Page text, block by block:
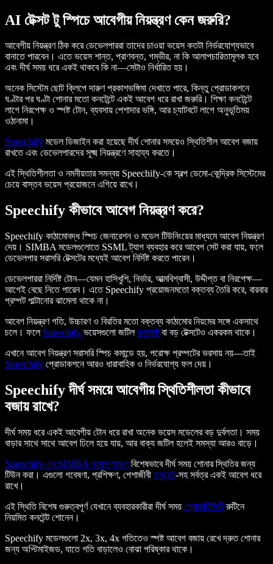
AI টেক্সট টু স্পিচে আবেগীয় নিয়ন্ত্রণ কেন জরুরি?
আবেগীয় নিয়ন্ত্রণ ঠিক করে ডেভেলপাররা তাদের চাওয়া ভয়েস কতটা নির্ভরযোগ্যভাবে
বানাতে পারবেন। এতে ভয়েস শান্ত, প্রাণবন্ত, গম্ভীর, না কি আলাপচারিতামূলক হবে
এবং দীর্ঘ সময় ধরে একই থাকবে কি না—সেটাও নির্ধারিত হয়।
অনেক সিস্টেম ছোট ক্লিপে দারুণ প্রকাশভঙ্গিমা দেখাতে পারে, কিন্তু প্রোডাকশনে
ঘণ্টার পর ঘণ্টা শোনার মতো কনটেন্টে একই আবেগ ধরে রাখা জরুরি। শিক্ষা কনটেন্টে
লাগে নিরপেক্ষ ও স্পষ্ট টোন, ব্যবসায় পেশাদার ভঙ্গি, আর চ্যাটবটে লাগে অনুভূতিময়
ওঠানামা।
Speechify মডেল ডিজাইন করা হয়েছে দীর্ঘ শোনার সময়েও স্থিতিশীল আবেগ বজায়
রাখতে এবং ডেভেলপারদের সূক্ষ্ম নিয়ন্ত্রণে সাহায্য করতে।
এই স্থিতিশীলতা ও নমনীয়তার সমন্বয় Speechify-কে স্বল্প ডেমো-কেন্দ্রিক সিস্টেমের
চেয়ে বাস্তব ভয়েস প্রয়োজনে এগিয়ে রাখে।
Speechify কীভাবে আবেগ নিয়ন্ত্রণ করে?
Speechify কাঠামোবদ্ধ স্পিচ জেনারেশন ও মডেল টিউনিংয়ের মাধ্যমে আবেগ নিয়ন্ত্রণ
দেয়। SIMBA মডেলগুলোতে SSML ট্যাগ ব্যবহার করে আবেগ সেট করা যায়, ফলে
ডেভেলপার সরাসরি টেক্সটের মধ্যেই আবেগ নির্দিষ্ট করতে পারেন।
ডেভেলপাররা নির্দিষ্ট টোন—যেমন হাসিখুশি, নির্ভার, আত্মবিশ্বাসী, উদ্দীপ্ত বা নিরপেক্ষ—
আগেই বেছে নিতে পারেন। এতে Speechify প্রয়োজনমতো বক্তব্য তৈরি করে, বারবার
প্রম্পট পাল্টানোর ঝামেলা থাকে না।
আবেগ নিয়ন্ত্রণ গতি, উচ্চারণ ও বিরতির মতো বক্তব্য কাঠামোর নিয়মের সঙ্গে একসাথে
চলে। ফলে Speechify ভয়েসগুলো জটিলডকুমেন্টবা বড় টেক্সটেও একরকম থাকে।
এখানে আবেগ নিয়ন্ত্রণ সরাসরি স্পিচ কমান্ডে হয়, পরোক্ষ প্রম্পটের ভরসায় নয়—তাই
Speechify প্রোডাকশনে আরও ধারাবাহিক ও নির্ভরযোগ্য ফল দেয়।
Speechify দীর্ঘ সময়ে আবেগীয় স্থিতিশীলতা কীভাবে
বজায় রাখে?
দীর্ঘ সময় ধরে একই আবেগীয় টোন ধরে রাখা অনেক ভয়েস মডেলের বড় দুর্বলতা। সময়
বাড়ার সাথে সাথে আবেগ ঢিলে হয়ে যায়, আর বাক্য জটিল হলেই সমস্যা আরও বাড়ে।
Speechify-এর SIMBA ভয়েস মডেলবিশেষভাবে দীর্ঘ সময় শোনার স্থিতির জন্য
টিউন করা। এগুলো গবেষণা, প্রশিক্ষণ, পেশাজীবী ডকুমেন্ট-সহ সর্বত্র একই আবেগ ধরে
রাখে।
এই স্থিতি বিশেষ গুরুত্বপূর্ণ যেখানে ব্যবহারকারীরা দীর্ঘ সময় প্রোডাক্টিভিটিরুটিনে
নিয়মিত কনটেন্ট শোনেন।
Speechify মডেলগুলো 2x, 3x, 4x গতিতেও স্পষ্ট আবেগ বজায় রেখে দ্রুত শোনার
জন্য অপ্টিমাইজড, যাতে গতি বাড়ালেও বোঝা পরিষ্কার থাকে।